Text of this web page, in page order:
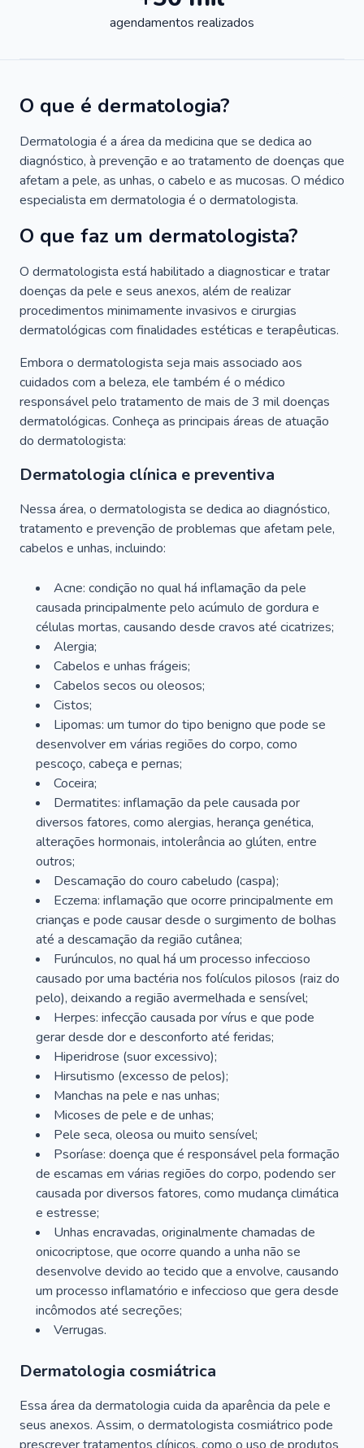
agendamentos realizados
O que é dermatologia?
Dermatologia é a área da medicina que se dedica ao
diagnóstico, à prevenção e ao tratamento de doenças que
afetam a pele, as unhas, o cabelo e as mucosas. O médico
especialista em dermatologia é o dermatologista.
O que faz um dermatologista?
O dermatologista está habilitado a diagnosticar e tratar
doenças da pele e seus anexos, além de realizar
procedimentos minimamente invasivos e cirurgias
dermatológicas com finalidades estéticas e terapêuticas.
Embora o dermatologista seja mais associado aos
cuidados com a beleza, ele também é o médico
responsável pelo tratamento de mais de 3 mil doenças
dermatológicas. Conheça as principais áreas de atuação
do dermatologista:
Dermatologia clínica e preventiva
Nessa área, o dermatologista se dedica ao diagnóstico,
tratamento e prevenção de problemas que afetam pele,
cabelos e unhas, incluindo:
Acne: condição no qual há inflamação da pele
causada principalmente pelo acúmulo de gordura e
células mortas, causando desde cravos até cicatrizes;
Alergia;
Cabelos e unhas frágeis;
Cabelos secos ou oleosos;
Cistos;
Lipomas: um tumor do tipo benigno que pode se
desenvolver em várias regiões do corpo, como
pescoço, cabeça e pernas;
Coceira;
Dermatites: inflamação da pele causada por
diversos fatores, como alergias, herança genética,
alterações hormonais, intolerância ao glúten, entre
outros;
Descamação do couro cabeludo (caspa);
Eczema: inflamação que ocorre principalmente em
crianças e pode causar desde o surgimento de bolhas
até a descamação da região cutânea;
Furúnculos, no qual há um processo infeccioso
causado por uma bactéria nos folículos pilosos (raiz do
pelo), deixando a região avermelhada e sensível;
Herpes: infecção causada por vírus e que pode
gerar desde dor e desconforto até feridas;
Hiperidrose (suor excessivo);
Hirsutismo (excesso de pelos);
Manchas na pele e nas unhas;
Micoses de pele e de unhas;
Pele seca, oleosa ou muito sensível;
Psoríase: doença que é responsável pela formação
de escamas em várias regiões do corpo, podendo ser
causada por diversos fatores, como mudança climática
e estresse;
Unhas encravadas, originalmente chamadas de
onicocriptose, que ocorre quando a unha não se
desenvolve devido ao tecido que a envolve, causando
um processo inflamatório e infeccioso que gera desde
incômodos até secreções;
Verrugas.
Dermatologia cosmiátrica
Essa área da dermatologia cuida da aparência da pele e
seus anexos. Assim, o dermatologista cosmiátrico pode